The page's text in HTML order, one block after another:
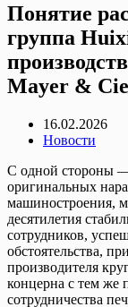
Понятие
группа
Mayer &
16.02.2026
Новости
С одной стороны —
оригинальных
машиностроения,
десятилетия
сотрудников,
обстоятельства,
производителя
концерна с тем же
сотрудничества